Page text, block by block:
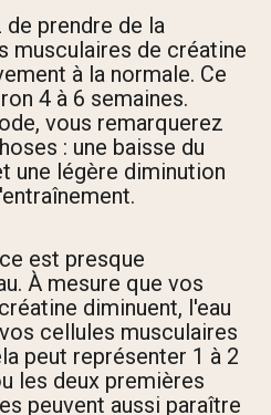
prendre de la
musculaires de créatine
à la normale. Ce
4 à 6 semaines.
vous remarquerez
: une baisse du
une légère diminution
est presque
À mesure que vos
diminuent, l'eau
cellules musculaires
peut représenter 1 à 2
les deux premières
peuvent aussi paraître